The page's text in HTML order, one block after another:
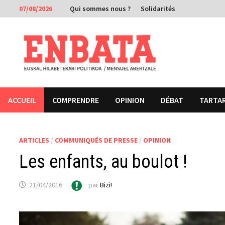
Passer
au
contenu
07/08/2026 Qui sommes nous ? Solidarités
ACCUEIL COMPRENDRE OPINION DÉBAT
ARTICLES / COMMUNIQUÉS DE PRESSE / OPINION
Les enfants, au boulot !
21/04/2016 parBizi!